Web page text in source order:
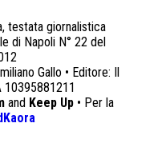
testata giornalistica
di Napoli N° 22 del
Gallo • Editore: Il
10395881211
and Keep Up• Per la